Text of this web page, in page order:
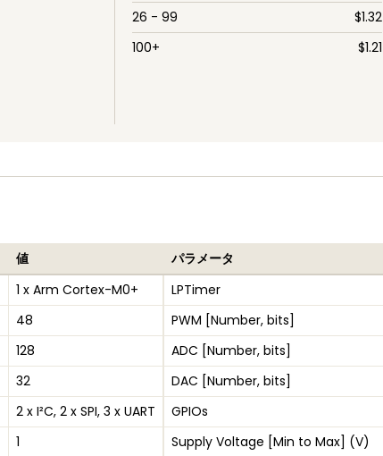
26 - 99
$1.32
100+
$1.21
値
1 x Arm Cortex-M0+
48
128
32
2 x I²C, 2 x SPI, 3 x UART
1
パラメータ
LPTimer
PWM [Number, bits]
ADC [Number, bits]
DAC [Number, bits]
GPIOs
Supply Voltage [Min to Max] (V)